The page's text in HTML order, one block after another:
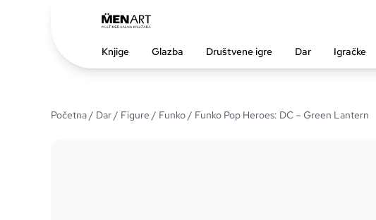
Knjige Glazba Društvene igre Dar Igračke
Početna/ Dar/ Figure / Funko/ Funko Pop Heroes: DC – Green Lantern